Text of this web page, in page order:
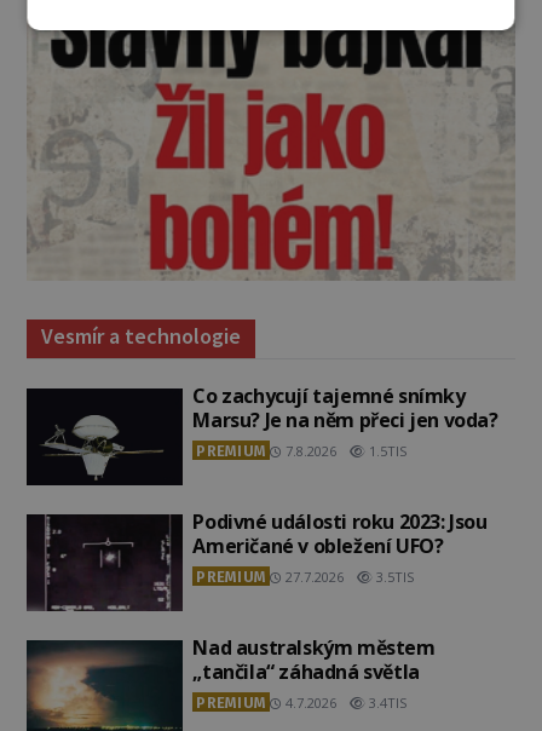
Vesmír a technologie
Co zachycují tajemné snímky
Marsu? Je na něm přeci jen voda?
PREMIUM 7.8.2026 1.5TIS
Podivné události roku 2023: Jsou
Američané v obležení UFO?
PREMIUM 27.7.2026 3.5TIS
Nad australským městem
„tančila“ záhadná světla
PREMIUM 4.7.2026 3.4TIS